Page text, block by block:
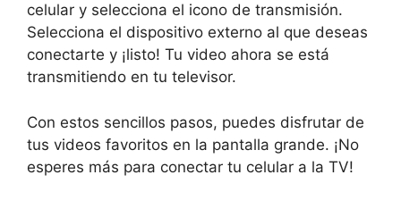
celular y selecciona el icono de transmisión.
Selecciona el dispositivo externo al que deseas
conectarte y ¡listo! Tu video ahora se está
transmitiendo en tu televisor.
Con estos sencillos pasos, puedes disfrutar de
tus videos favoritos en la pantalla grande. ¡No
esperes más para conectar tu celular a la TV!